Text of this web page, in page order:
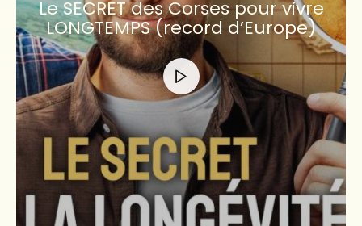
Le SECRET des Corses pour vivre
LONGTEMPS (record d’Europe)